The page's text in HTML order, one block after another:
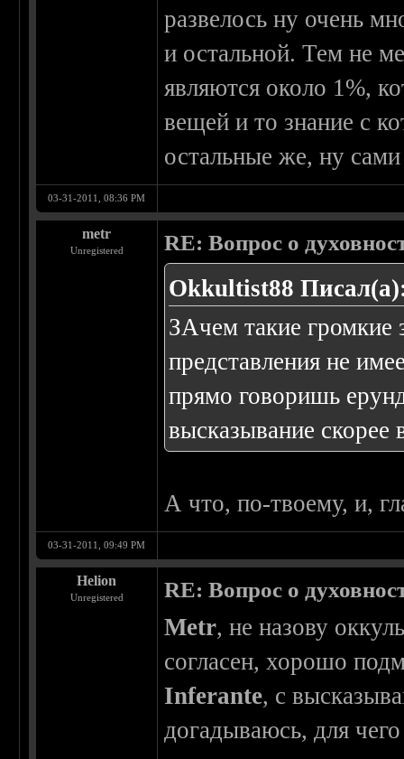
развелось ну очень
и остальной. Тем не
являются около 1%,
вещей и то знание с
остальные же, ну
03-31-2011, 08:36 PM
metr
Unregistered RE: Вопрос о
Okkultist88
ЗАчем такие громкие
представления не
прямо говоришь
высказывание скорее
А что, по-твоему, и,
03-31-2011, 09:49 PM
Helion
Unregistered RE: Вопрос о
Metr, не назову
согласен, хорошо
Inferante, с
догадываюсь, для